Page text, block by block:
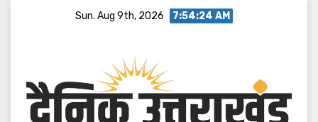
Sun. Aug 9th, 2026 7:54:25 AM